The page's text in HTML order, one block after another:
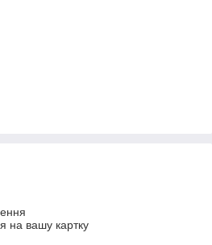
на вашу картку